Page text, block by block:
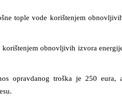
tople vode korištenjem
obnovljivih izvora
opravdanog troška je 250 eura,